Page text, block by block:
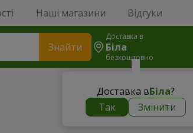
Наші магазини Відгуки
Знайти
Доставка в
Біла
безкоштовно
Доставка вБіла?
Так
Змінити